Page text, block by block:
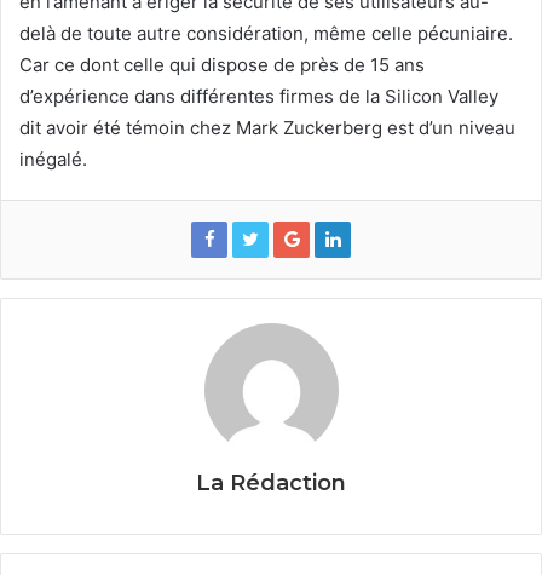
delà de toute autre considération, même celle pécuniaire.
Car ce dont celle qui dispose de près de 15 ans
d’expérience dans différentes firmes de la Silicon Valley
dit avoir été témoin chez Mark Zuckerberg est d’un niveau
inégalé.
La Rédaction